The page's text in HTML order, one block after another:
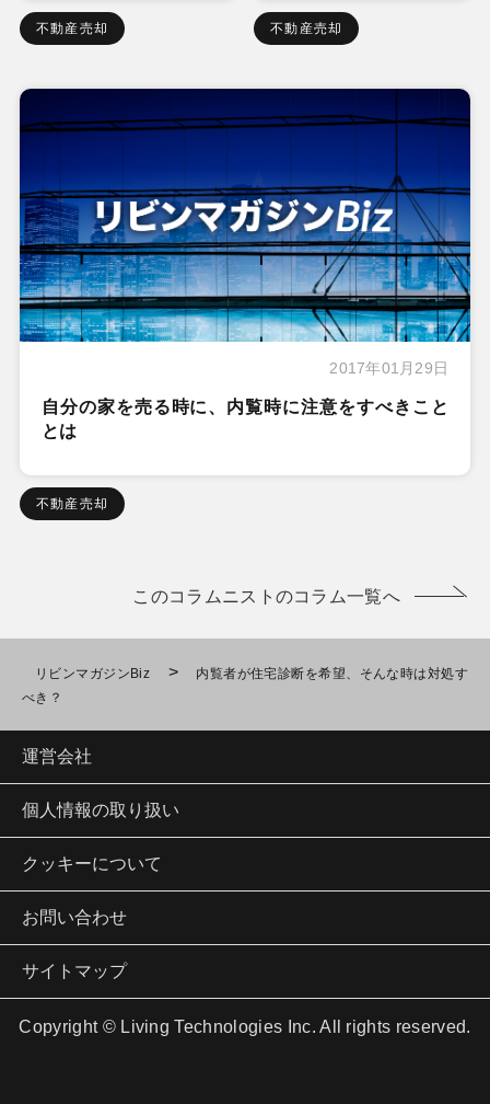
不動産売却 不動産売却
2017年01月29日
自分の家を売る時に、内覧時に注意をすべきこと
とは
不動産売却
このコラムニストのコラム一覧へ
リビンマガジンBiz >
内覧者が住宅診断を希望、そんな時は対処す
べき？
運営会社
個人情報の取り扱い
クッキーについて
お問い合わせ
サイトマップ
Copyright © Living Technologies Inc. All rights reserved.